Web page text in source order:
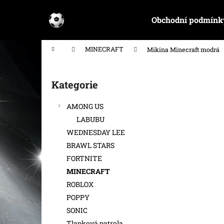
Obchodní
Domů MINECRAFT Mikina Minecraft modrá
n
n
í
p
a
n
Přeskočit
kategorie
Kategorie
AMONG US
LABUBU
WEDNESDAY LEE
BRAWL STARS
FORTNITE
MINECRAFT
ROBLOX
POPPY
SONIC
Zpět
Zpět